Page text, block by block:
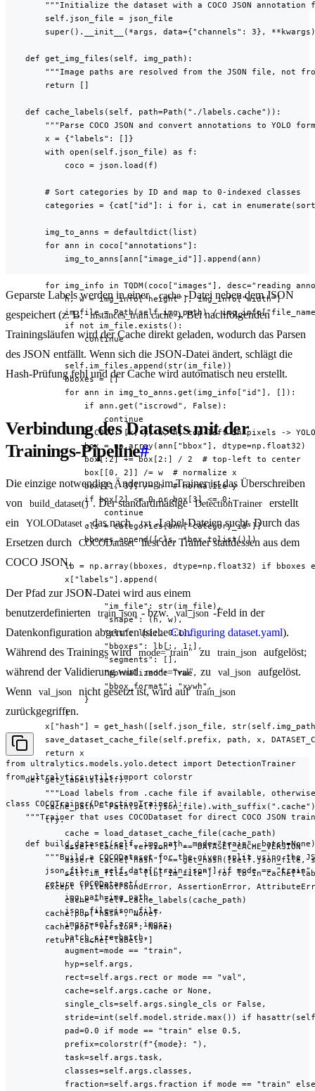
"""Initialize the dataset with a COCO JSON annotation
        self.json_file = json_file
        super().__init__(*args, data={"channels": 3}, **kwargs)
    def get_img_files(self, img_path):
"""Image paths are resolved from the JSON file, not
        return []
    def cache_labels(self, path=Path("./labels.cache")):
"""Parse COCO JSON and convert annotations to YOLO
        x = {"labels": []}
        with open(self.json_file) as f:
            coco = json.load(f)
        # Sort categories by ID and map to 0-indexed classes
categories = {cat["id"]: i for i, cat in
        img_to_anns = defaultdict(list)
        for ann in coco["annotations"]:
            img_to_anns[ann["image_id"]].append(ann)
for img_info in TQDM(coco["images"], desc="reading
            h, w = img_info["height"], img_info["width"]
im_file = Path(self.img_path) /
            if not im_file.exists():
                continue
            self.im_files.append(str(im_file))
            bboxes = []
            for ann in img_to_anns.get(img_info["id"], []):
                if ann.get("iscrowd", False):
                    continue
# COCO: [x, y, w, h] top-left in pixels ->
                box = np.array(ann["bbox"], dtype=np.float32)
                box[:2] += box[2:] / 2  # top-left to center
                box[[0, 2]] /= w  # normalize x
                box[[1, 3]] /= h  # normalize y
                if box[2] <= 0 or box[3] <= 0:
                    continue
                cls = categories[ann["category_id"]]
                bboxes.append([cls, *box.tolist()])
lb = np.array(bboxes, dtype=np.float32) if bboxes
            x["labels"].append(
                {
                    "im_file": str(im_file),
                    "shape": (h, w),
                    "cls": lb[:, 0:1],
                    "bboxes": lb[:, 1:],
                    "segments": [],
                    "normalized": True,
                    "bbox_format": "xywh",
                }
            )
x["hash"] = get_hash([self.json_file,
save_dataset_cache_file(self.prefix, path, x,
        return x
    def get_labels(self):
"""Load labels from .cache file if available,
        cache_path = Path(self.json_file).with_suffix(".cache")
        try:
            cache = load_dataset_cache_file(cache_path)
            assert cache["version"] == DATASET_CACHE_VERSION
assert cache["hash"] == get_hash([self.json_file,
self.im_files = [lb["im_file"] for lb in
except (FileNotFoundError, AssertionError,
            cache = self.cache_labels(cache_path)
        cache.pop("hash", None)
        cache.pop("version", None)
        return cache["labels"]
Geparste Labels werden in einer .cache -Datei neben dem JSON
gespeichert (z. B. instances_train.cache ). Bei nachfolgenden
Trainingsläufen wird der Cache direkt geladen, wodurch das Parsen
des JSON entfällt. Wenn sich die JSON-Datei ändert, schlägt die
Hash-Prüfung fehl und der Cache wird automatisch neu erstellt.
Verbindung des Datasets mit der
Trainings-Pipeline#
Die einzige notwendige Änderung im Trainer ist das Überschreiben
von
build_dataset() . Der standardmäßige DetectionTrainer
erstellt
ein
YOLODataset , das nach .txt -Label-Dateien sucht. Durch das
Ersetzen durch
COCODataset liest der Trainer stattdessen aus dem
COCO JSON.
Der Pfad zur JSON-Datei wird aus einem
benutzerdefinierten
train_json - bzw. val_json -Feld in der
Datenkonfiguration abgerufen (sieheConfiguring dataset.yaml).
Während des Trainings wird mode="train" zu train_json
aufgelöst;
während der Validierung wird mode="val" zu val_json
aufgelöst.
Wenn
val_json nicht gesetzt ist, wird auf train_json
zurückgegriffen.
from ultralytics.models.yolo.detect import DetectionTrainer
from ultralytics.utils import colorstr
class COCOTrainer(DetectionTrainer):
"""Trainer that uses COCODataset for direct COCO JSON
def build_dataset(self, img_path, mode="train",
"""Build a COCODataset for the given split using the
json_file = self.data["train_json"] if mode ==
        return COCODataset(
            img_path=img_path,
            json_file=json_file,
            imgsz=self.args.imgsz,
            batch_size=batch,
            augment=mode == "train",
            hyp=self.args,
            rect=self.args.rect or mode == "val",
            cache=self.args.cache or None,
            single_cls=self.args.single_cls or False,
stride=int(self.model.stride.max()) if
            pad=0.0 if mode == "train" else 0.5,
            prefix=colorstr(f"{mode}: "),
            task=self.args.task,
            classes=self.args.classes,
fraction=self.args.fraction if mode == "train"